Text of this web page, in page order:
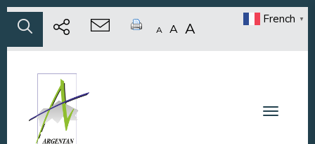
A A A
French ▼
Toggle